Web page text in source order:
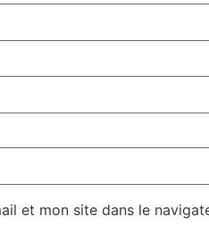
et mon site dans le